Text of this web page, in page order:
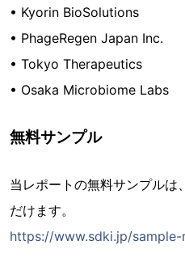
• Kyorin BioSolutions
• PhageRegen Japan Inc.
• Tokyo Therapeutics
• Osaka Microbiome Labs
無料サンプル
当レポートの無料サンプルは
だけます。
https://www.sdki.jp/